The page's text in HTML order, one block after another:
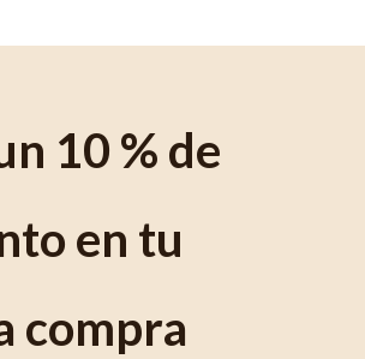
10 % de
en tu
compra